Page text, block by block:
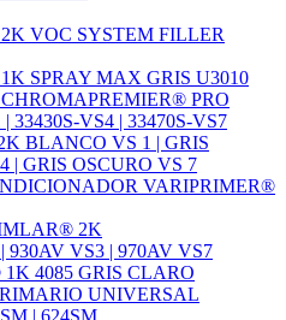
VOC SYSTEM FILLER
SPRAY MAX GRIS U3010
PRO
33430S-VS4 | 33470S-VS7
BLANCO VS 1 | GRIS
| GRIS OSCURO VS 7
VARIPRIMER®
2K
930AV VS3 | 970AV VS7
4085 GRIS CLARO
UNIVERSAL
| 624SM